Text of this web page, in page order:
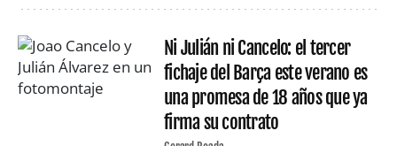
Ni Julián ni Cancelo: el tercer
fichaje del Barça este verano es
una promesa de 18 años que ya
firma su contrato